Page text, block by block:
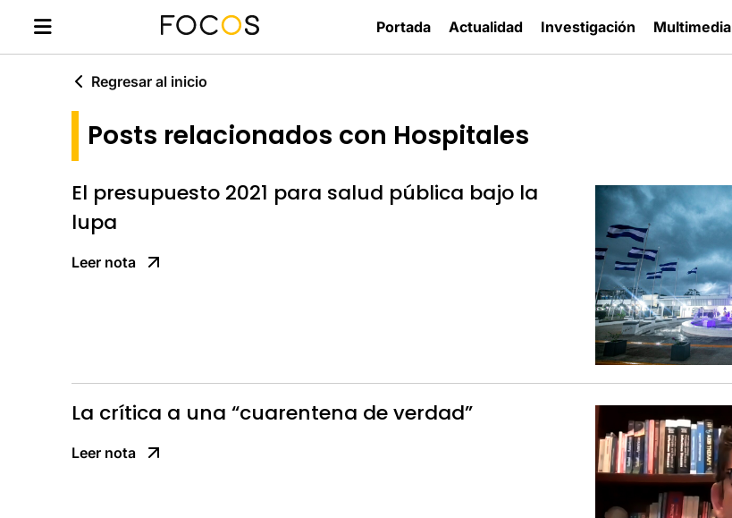
Portada Actualidad Investigación Multimedia
Regresar al inicio
Posts relacionados con Hospitales
El presupuesto 2021 para salud pública bajo la
lupa
Leer nota
La crítica a una “cuarentena de verdad”
Leer nota